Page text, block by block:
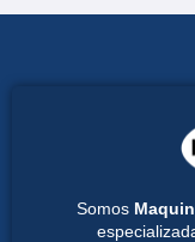
Somos